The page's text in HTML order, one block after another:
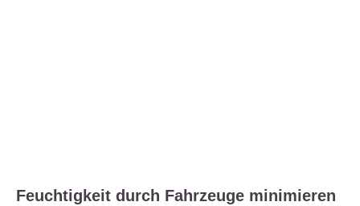
Feuchtigkeit durch Fahrzeuge minimieren